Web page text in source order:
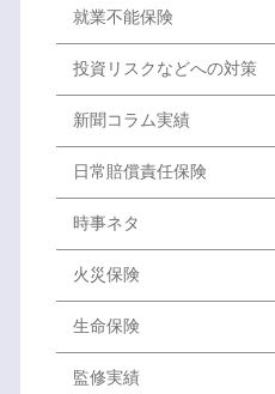
就業不能保険
投資リスクなどへの対策
新聞コラム実績
日常賠償責任保険
時事ネタ
火災保険
生命保険
監修実績